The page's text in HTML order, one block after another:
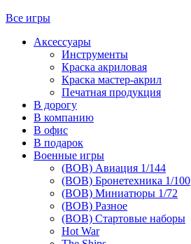
Все игры
Аксессуары
Инструменты
Краска акриловая
Краска мастер-акрил
Печатная продукция
В дорогу
В компанию
В офис
В подарок
Военные игры
(ВОВ) Авиация 1/144
(ВОВ) Бронетехника 1/100
(ВОВ) Миниатюры 1/72
(ВОВ) Разное
(ВОВ) Стартовые наборы
Hot War